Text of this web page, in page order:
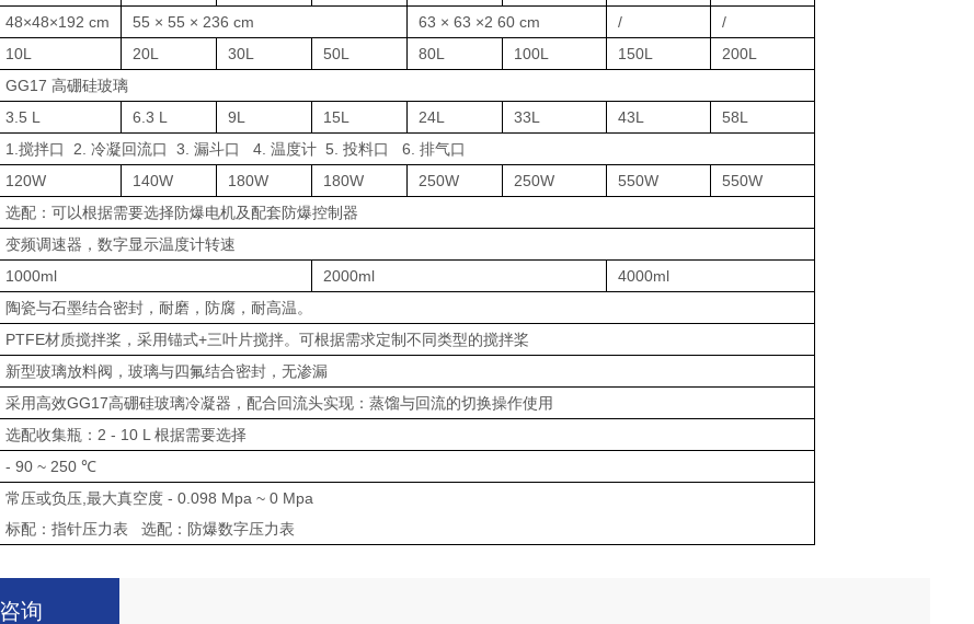
48×48×192 cm 55 × 55 × 236 cm 63 × 63 ×2 60 cm /
/
10L 20L 30L 50L 80L 100L 150L
200L
GG17 高硼硅玻璃
3.5 L 6.3 L 9L 15L 24L 33L 43L
58L
1.搅拌口 2. 冷凝回流口 3. 漏斗口 4. 温度计 5. 投料口 6. 排气口
120W 140W 180W 180W 250W 250W 550W
550W
选配：可以根据需要选择防爆电机及配套防爆控制器
变频调速器，数字显示温度计转速
1000ml 2000ml
4000ml
陶瓷与石墨结合密封，耐磨，防腐，耐高温。
PTFE材质搅拌桨，采用锚式+三叶片搅拌。可根据需求定制不同类型的搅拌桨
新型玻璃放料阀，玻璃与四氟结合密封，无渗漏
采用高效GG17高硼硅玻璃冷凝器，配合回流头实现：蒸馏与回流的切换操作使用
选配收集瓶：2 - 10 L 根据需要选择
- 90 ~ 250 ℃
常压或负压,最大真空度 - 0.098 Mpa ~ 0 Mpa
标配：指针压力表 选配：防爆数字压力表
询